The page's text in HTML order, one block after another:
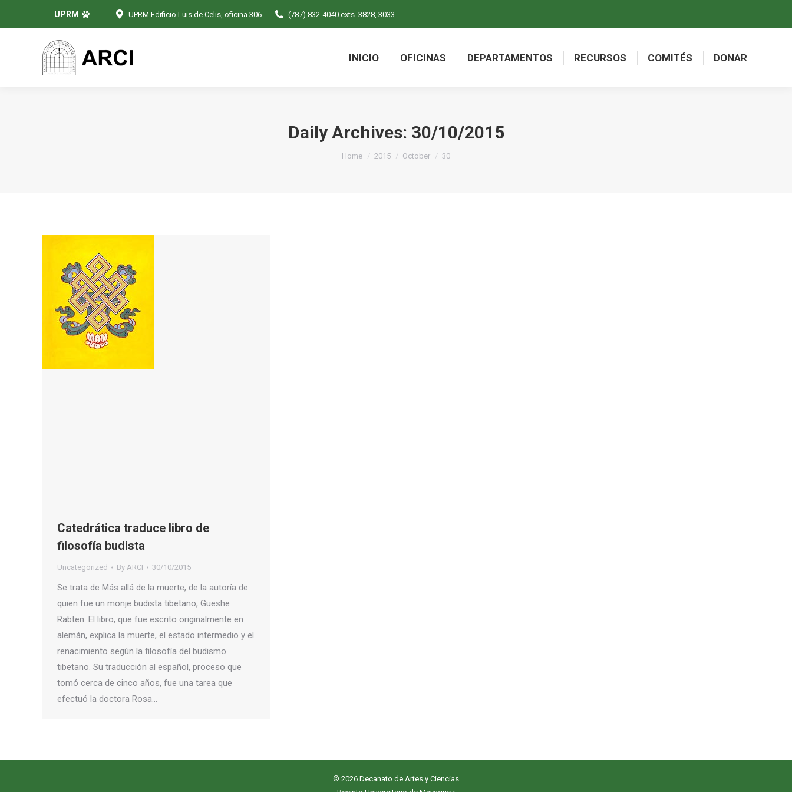
UPRM UPRM Edificio Luis de Celis, oficina 306 (787) 832-4040 exts. 3828, 3033
INICIO OFICINAS DEPARTAMENTOS RECURSOS COMITÉS DONAR
Daily Archives: 30/10/2015
You are here:
Home 2015 October 30
Catedrática traduce libro de
filosofía budista
Uncategorized By ARCI 30/10/2015
Se trata de Más allá de la muerte, de la autoría de
quien fue un monje budista tibetano, Gueshe
Rabten. El libro, que fue escrito originalmente en
alemán, explica la muerte, el estado intermedio y el
renacimiento según la filosofía del budismo
tibetano. Su traducción al español, proceso que
tomó cerca de cinco años, fue una tarea que
efectuó la doctora Rosa…
© 2026 Decanato de Artes y Ciencias
INICIO